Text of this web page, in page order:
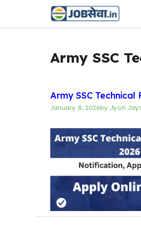
content
Army SSC
Army SSC
January 8, 2026by Jyoti